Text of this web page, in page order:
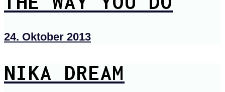
24. Oktober 2013
NIKA DREAM